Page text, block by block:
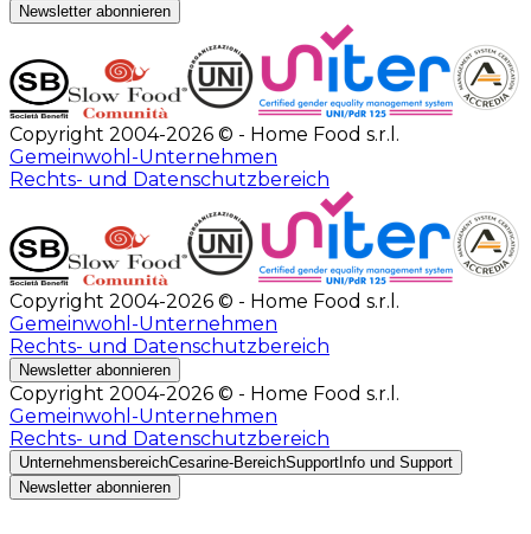
Newsletter abonnieren
Copyright 2004-2026 © - Home Food s.r.l.
Gemeinwohl-Unternehmen
Rechts- und Datenschutzbereich
Copyright 2004-2026 © - Home Food s.r.l.
Gemeinwohl-Unternehmen
Rechts- und Datenschutzbereich
Newsletter abonnieren
Copyright 2004-2026 © - Home Food s.r.l.
Gemeinwohl-Unternehmen
Rechts- und Datenschutzbereich
UnternehmensbereichCesarine-BereichSupport Info und Support
Newsletter abonnieren